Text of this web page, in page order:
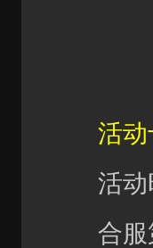
活动
活动
合服第